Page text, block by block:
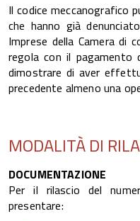
Il codice meccanografico
che hanno già
Imprese della Camera di
regola con il pagamento
dimostrare di aver
precedente almeno una
MODALITÀ DI
DOCUMENTAZIONE
Per il rilascio del
presentare: